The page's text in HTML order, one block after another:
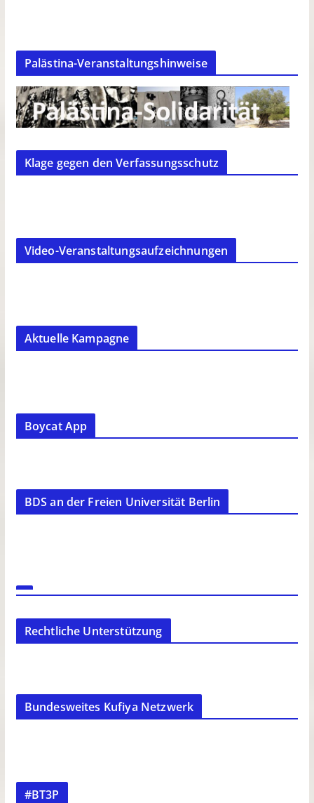
Palästina-Veranstaltungshinweise
Klage gegen den Verfassungsschutz
Video-Veranstaltungsaufzeichnungen
Aktuelle Kampagne
Boycat App
BDS an der Freien Universität Berlin
Rechtliche Unterstützung
Bundesweites Kufiya Netzwerk
#BT3P